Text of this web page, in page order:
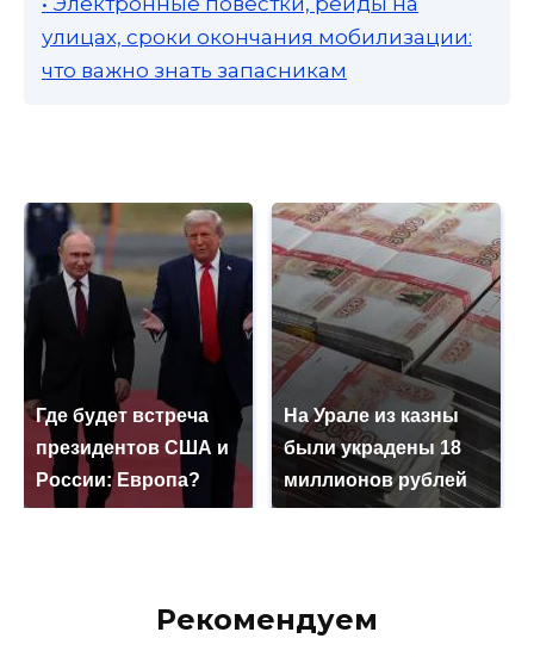
улицах, сроки окончания мобилизации:
что важно знать запасникам
Где будет встреча
президентов США и
России: Европа?
На Урале из казны
были украдены 18
миллионов рублей
Рекомендуем